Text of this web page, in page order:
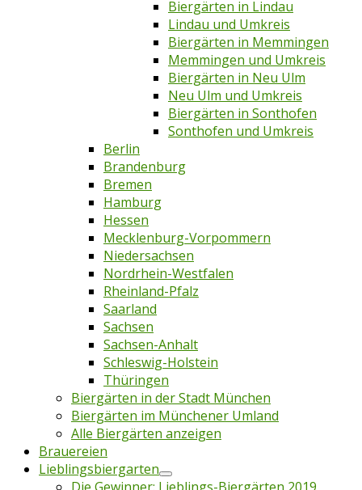
Biergärten in Lindau
Lindau und Umkreis
Biergärten in Memmingen
Memmingen und Umkreis
Biergärten in Neu Ulm
Neu Ulm und Umkreis
Biergärten in Sonthofen
Sonthofen und Umkreis
Berlin
Brandenburg
Bremen
Hamburg
Hessen
Mecklenburg-Vorpommern
Niedersachsen
Nordrhein-Westfalen
Rheinland-Pfalz
Saarland
Sachsen
Sachsen-Anhalt
Schleswig-Holstein
Thüringen
Biergärten in der Stadt München
Biergärten im Münchener Umland
Alle Biergärten anzeigen
Brauereien
Lieblingsbiergarten